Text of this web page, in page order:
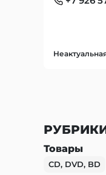
Товары
CD, DVD, BD